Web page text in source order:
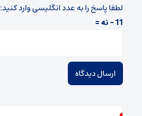
لطفا پاسخ را به عدد انگلیسی وارد کنید:
11 − نه =